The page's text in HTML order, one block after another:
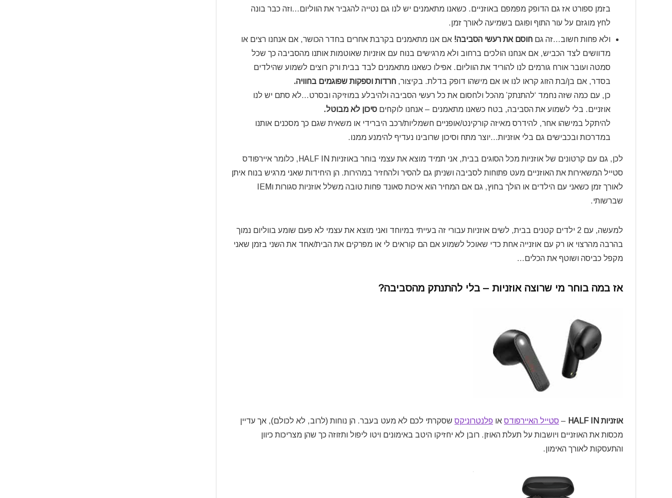
בזמן ספורט אז גם הדופק מפמפם באוזניים. כשאנו מתאמנים יש לנו גם נטייה להגביר את הווליום…וזה כבר בונה
לחץ מוגזם על עור התוף ופוגם בשמיעה לאורך זמן.
ולא פחות חשוב…זה גם חוסם את רעשי הסביבה! אם אנו מתאמנים בקרבת אחרים בחדר הכושר, אם אנחנו רצים או
מדוושים לצד הכביש, אם אנחנו הולכים ברחוב ולא מרגישים בנוח עם אוזניות שאוטמות אותנו מהסביבה כך שכל
סמטה ועובר אורח גורמים לנו להוריד את הווליום. אפילו כשאנו מתאמנים לבד בבית ורק רוצים לשמוע שהילדים
בסדר, אם בן/בת הזוג קראו לנו או אם מישהו דופק בדלת. בקיצור, חרדות וספקות שפוגמים בחוויה.
כן, עם כמה שזה נחמד ‘להתנתק’ מהכל ולחסום את כל רעשי הסביבה ולהיבלע במוזיקה ובסרט…לא סתם יש לנו
אוזניים. בלי לשמוע את הסביבה, בטח כשאנו מתאמנים – אנחנו לוקחים סיכון לא מבוטל.
להיתקל במישהו אחר, להידרס מאיזה קורקינט/אופניים חשמליות/רכב היברידי או משאית שגם כך מסכנים אותנו
במדרכות ובכבישים גם בלי אוזניות…יוצר מתח וסיכון שרובינו נעדיף להימנע ממנו.
לכן, גם עם קרטונים של אוזניות מכל הסוגים בבית, אני תמיד מוצא את עצמי בוחר באוזניות HALF IN, כלומר איירפודס
סטייל המשאירות את האוזניים מעט פתוחות לסביבה ושניתן גם להסיר ולהחזיר במהירות. הן היחידות שאני מרגיש בנוח איתן
לאורך זמן כשאני עם הילדים או הולך בחוץ, גם אם המחיר הוא איכות סאונד פחות טובה משלל אוזניות סגורות וIEM
שברשותי.
למעשה, עם 2 ילדים קטנים בבית, לשים אוזניות עבורי זה בעייתי במיוחד ואני מוצא את עצמי לא פעם שומע בווליום נמוך
בהרבה מהרצוי או רק עם אוזנייה אחת כדי שאוכל לשמוע אם הם קוראים לי או מפרקים את הבית/אחד את השני בזמן שאני
מקפל כביסה ושוטף את הכלים…
אז במה בוחר מי שרוצה אוזניות – בלי להתנתק מהסביבה?
אוזניות HALF IN – סטייל האיירפודס או פלנטרוניקס שסקרתי לכם לא מעט בעבר. הן נוחות (לרוב, לא לכולם), אך עדיין
מכסות את האוזניים ויושבות על תעלת האוזן. רובן לא יחזיקו היטב באימונים ויטו ליפול ותזוזה כך שהן מצריכות כיוון
והתעסקות לאורך האימון.